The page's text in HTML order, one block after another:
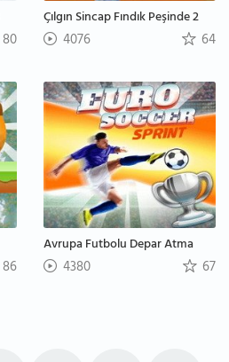
80
Çılgın Sincap Fındık Peşinde 2
4076 64
86
Avrupa Futbolu Depar Atma
4380 67